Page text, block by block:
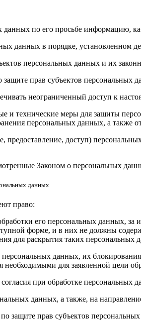
данных по его просьбе информацию,
данных в порядке, установленном
персональных данных и их
прав субъектов персональных
неограниченный доступ к
и технические меры для защиты
персональных данных, а
предоставление, доступ)
Законом о персональных
данных
право:
его персональных данных, за
форме, и в них не должны
для раскрытия таких
персональных данных, их
для заявленной цели
при обработке персональных
данных, а также, на
защите прав субъектов